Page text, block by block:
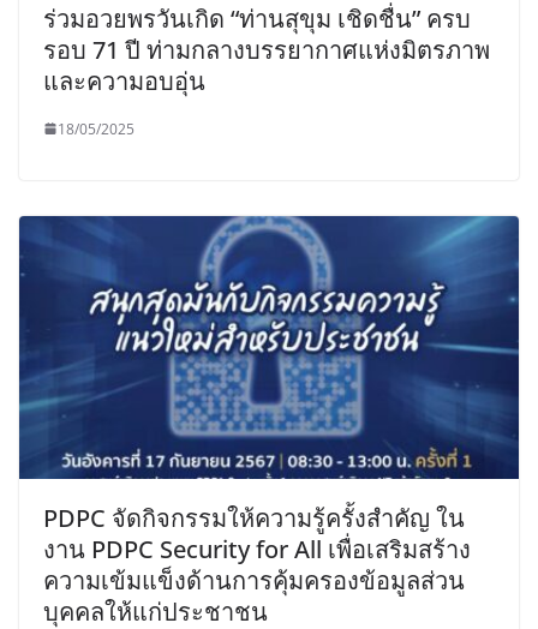
ร่วมอวยพรวันเกิด “ท่านสุขุม เชิดชื่น” ครบ
รอบ 71 ปี ท่ามกลางบรรยากาศแห่งมิตรภาพ
และความอบอุ่น
18/05/2025
PDPC จัดกิจกรรมให้ความรู้ครั้งสำคัญ ใน
งาน PDPC Security for All เพื่อเสริมสร้าง
ความเข้มแข็งด้านการคุ้มครองข้อมูลส่วน
บุคคลให้แก่ประชาชน